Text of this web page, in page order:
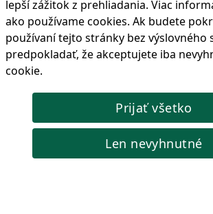
zvárací stroj CORE WIRE/MIG-MAG/
Tento stroj je vybavený horákom MIG-MAG,
elektródy, uzemňovacím káblom a
vďaka čomu máte k dispozícii všetky
širokú škálu zváracích úloh.
336,76 €
🔴 Vypredané
lepší zážitok z prehliadania. Viac
ako používame cookies. Ak budete
používaní tejto stránky bez výslovného
predpokladať, že akceptujete iba
cookie.
Prijať všetko
Len nevyhnutné